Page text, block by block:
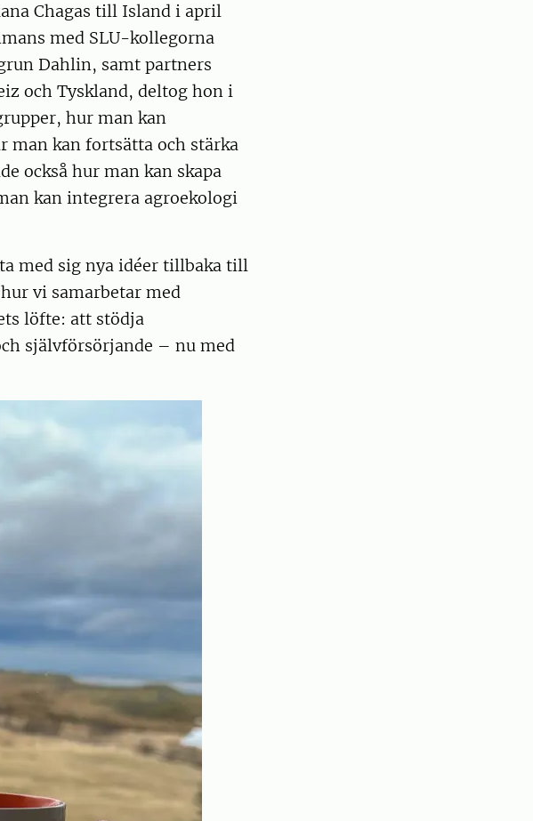
Chagas till Island i april
med SLU-kollegorna
Dahlin, samt partners
och Tyskland, deltog hon i
hur man kan
man kan fortsätta och stärka
också hur man kan skapa
kan integrera agroekologi
med sig nya idéer tillbaka till
vi samarbetar med
löfte: att stödja
självförsörjande – nu med